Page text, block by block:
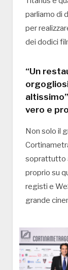
parliamo di
per
dei dodici
“Un
vero e
Non solo il
soprattutto
proprio su
registi e
grande